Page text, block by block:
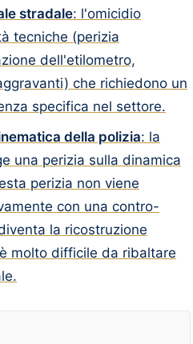
stradale: l'omicidio
tecniche (perizia
dell'etilometro,
che richiedono un
specifica nel settore.
della polizia: la
una perizia sulla dinamica
perizia non viene
con una contro-
la ricostruzione
molto difficile da ribaltare